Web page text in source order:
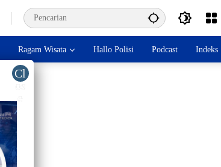
Ragam Wisata Hallo Polisi Podcast Indeks